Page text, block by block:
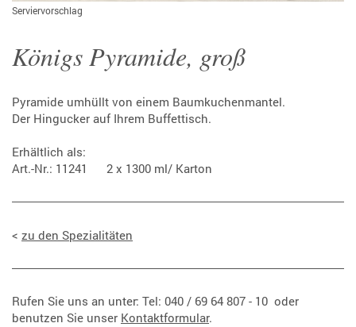
Serviervorschlag
Königs Pyramide, groß
Pyramide umhüllt von einem Baumkuchenmantel.
Der Hingucker auf Ihrem Buffettisch.
Erhältlich als:
Art.-Nr.: 11241 2 x 1300 ml/ Karton
< zu den Spezialitäten
Rufen Sie uns an unter: Tel: 040 / 69 64 807 - 10 oder
benutzen Sie unser Kontaktformular.